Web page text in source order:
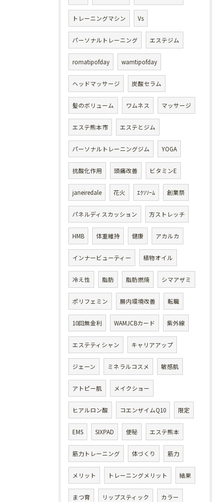
トレーニングマシン Vs
パーソナルトレーニング エステジム
romatipofday wamtipofday
ヘッドマッサージ 炭酸セラム
髪のボリューム ワムネス マッサージ
エステ熊本市 エステとジム
パーソナルトレーニングジム YOGA
抗酸化作用 頭痛改善 ビタミンE
janeiredale 花火 ｴｸｿｿｰﾑ 創業祭
パネルディスカッション 方ストレッチ
HMB 体重維持 健康 アカルカ
インナービューティー 植物オイル
冷え性 脂肪 脂肪燃焼 シマアザミ
ポリフェミン 腸内環境改善 転職
10回無金利 WAMJCBカード 紫外線
エステティシャン キャリアアップ
ジェーン ミネラルコスメ 敏感肌
アトピー肌 メイクショー
ヒアルロン酸 コエンザイムQ10 限定
EMS SIXPAD 便秘 エステ熊本
筋力トレーニング 体づくり 筋力
メリット トレーニングメリット 結果
まつ育 リップスティック カラー